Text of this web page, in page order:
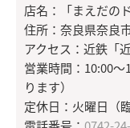
店名：「まえだの
住所：奈良県奈良
アクセス：近鉄「
営業時間：10:00
ります）
定休日：火曜日（